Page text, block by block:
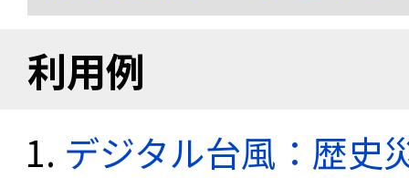
利用例
デジタル台風：歴史